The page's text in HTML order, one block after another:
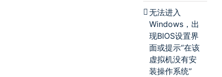
无法进入
Windows，出
现BIOS设置界
面或提示“在该
虚拟机没有安
装操作系统”